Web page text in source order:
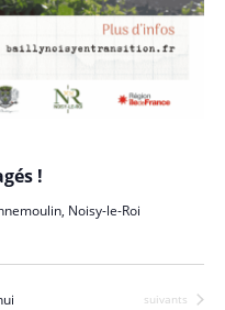
!
Noisy-le-Roi
Évènements
suivants